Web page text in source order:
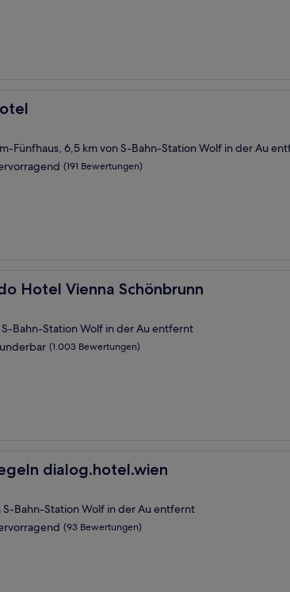
Fünfhaus, 6,5 km von S-Bahn-Station Wolf in der Au
(191 Bewertungen)
Hotel Vienna Schönbrunn
Hotel Vienna Schönbrunn
S-Bahn-Station Wolf in der Au entfernt
(1.003 Bewertungen)
dialog.hotel.wien
dialog.hotel.wien
S-Bahn-Station Wolf in der Au entfernt
(93 Bewertungen)